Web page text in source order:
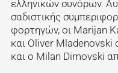
ελληνικών συνόρων.
σαδιστικής
φορτηγών, οι Marijan
και Oliver Mladenovski
και ο Milan Dimovski